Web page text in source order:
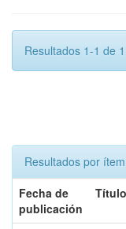
Resultados 1-1 de
Resultados por
Fecha de
publicación
Título